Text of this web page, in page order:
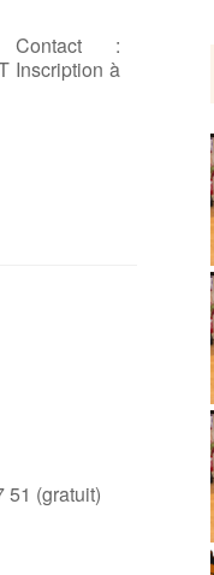
:
Inscription à
51 (gratuit)